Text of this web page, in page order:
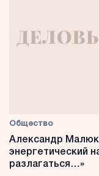
Общество
Александр
энергетический
разлагаться…»